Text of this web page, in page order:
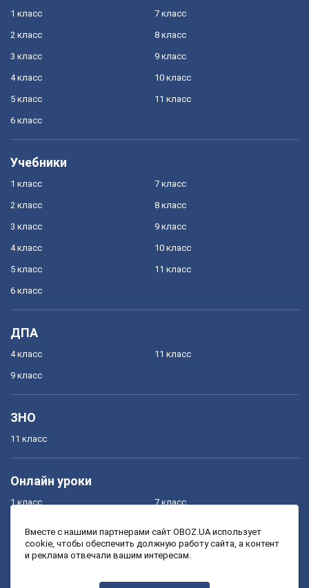
1 класс
2 класс
3 класс
4 класс
5 класс
6 класс
7 класс
8 класс
9 класс
10 класс
11 класс
Учебники
1 класс
2 класс
3 класс
4 класс
5 класс
6 класс
7 класс
8 класс
9 класс
10 класс
11 класс
ДПА
4 класс
9 класс
11 класс
ЗНО
11 класс
Онлайн уроки
1 класс
3 класс
7 класс
9 класс
Вместе с нашими партнерами сайт OBOZ.UA использует
cookie, чтобы обеспечить должную работу сайта, а контент
и реклама отвечали вашим интересам.